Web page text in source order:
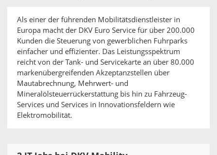
Als einer der führenden Mobilitätsdienstleister in
Europa macht der DKV Euro Service für über 200.000
Kunden die Steuerung von gewerblichen Fuhrparks
einfacher und effizienter. Das Leistungsspektrum
reicht von der Tank- und Servicekarte an über 80.000
markenübergreifenden Akzeptanzstellen über
Mautabrechnung, Mehrwert- und
Mineralölsteuerrückerstattung bis hin zu Fahrzeug-
Services und Services in Innovationsfeldern wie
Elektromobilität.